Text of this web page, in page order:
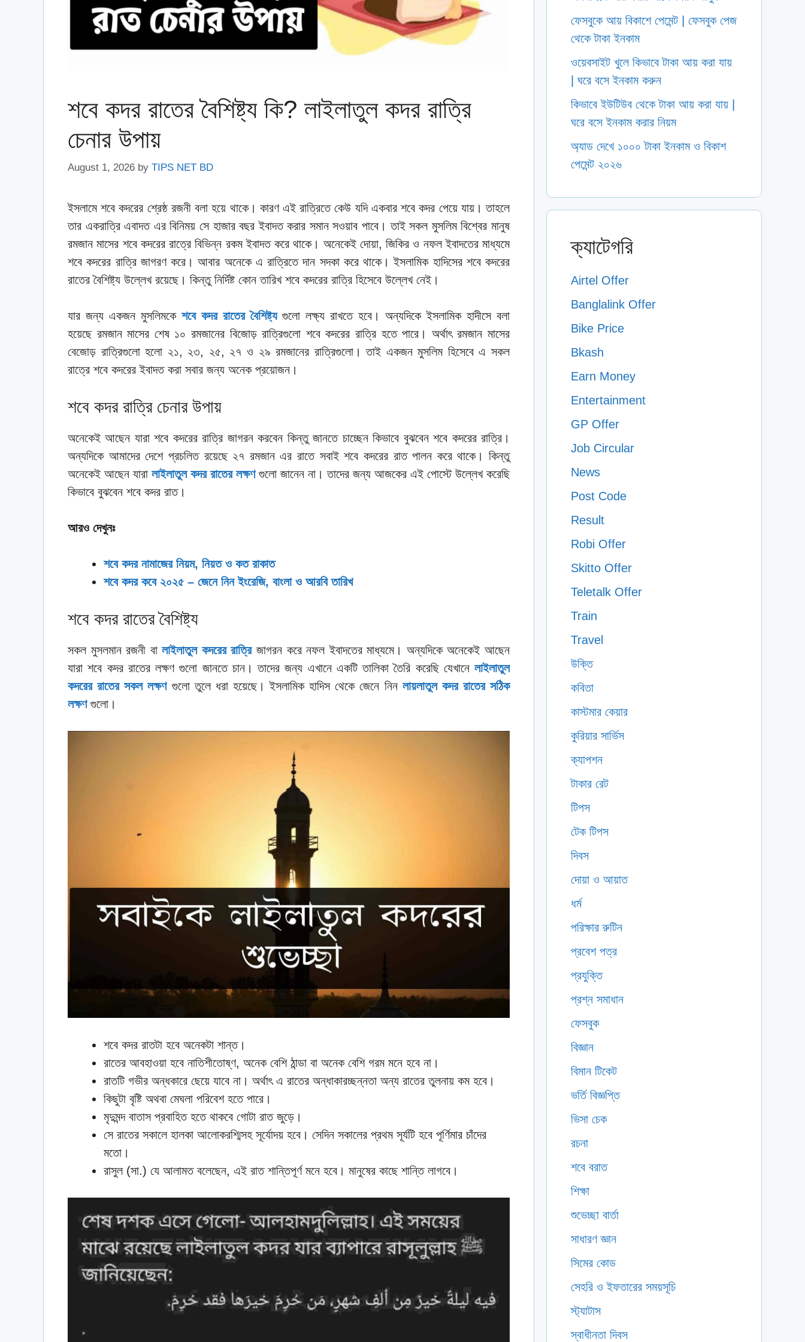
শবে কদর রাতের বৈশিষ্ট্য কি? লাইলাতুল কদর রাত্রি
চেনার উপায়
August 1, 2026 by TIPS NET BD
ইসলামে শবে কদরের শ্রেষ্ঠ রজনী বলা হয়ে থাকে। কারণ এই রাত্রিতে কেউ যদি একবার শবে কদর পেয়ে যায়। তাহলে
তার একরাত্রি এবাদত এর বিনিময় সে হাজার বছর ইবাদত করার সমান সওয়াব পাবে। তাই সকল মুসলিম বিশ্বের মানুষ
রমজান মাসের শবে কদরের রাত্রে বিভিন্ন রকম ইবাদত করে থাকে। অনেকেই দোয়া, জিকির ও নফল ইবাদতের মাধ্যমে
শবে কদরের রাত্রি জাগরণ করে। আবার অনেকে এ রাত্রিতে দান সদকা করে থাকে। ইসলামিক হাদিসের শবে কদরের
রাতের বৈশিষ্ট্য উল্লেখ রয়েছে। কিন্তু নির্দিষ্ট কোন তারিখ শবে কদরের রাত্রি হিসেবে উল্লেখ নেই।
যার জন্য একজন মুসলিমকে শবে কদর রাতের বৈশিষ্ট্যগুলো লক্ষ্য রাখতে হবে। অন্যদিকে ইসলামিক হাদীসে বলা
হয়েছে রমজান মাসের শেষ ১০ রমজানের বিজোড় রাত্রিগুলো শবে কদরের রাত্রি হতে পারে। অর্থাৎ রমজান মাসের
বেজোড় রাত্রিগুলো হলো ২১, ২৩, ২৫, ২৭ ও ২৯ রমজানের রাত্রিগুলো। তাই একজন মুসলিম হিসেবে এ সকল
রাত্রে শবে কদরের ইবাদত করা সবার জন্য অনেক প্রয়োজন।
শবে কদর রাত্রি চেনার উপায়
অনেকেই আছেন যারা শবে কদরের রাত্রি জাগরন করবেন কিন্তু জানতে চাচ্ছেন কিভাবে বুঝবেন শবে কদরের রাত্রি।
অন্যদিকে আমাদের দেশে প্রচলিত রয়েছে ২৭ রমজান এর রাতে সবাই শবে কদরের রাত পালন করে থাকে। কিন্তু
অনেকেই আছেন যারা লাইলাতুল কদর রাতের লক্ষণগুলো জানেন না। তাদের জন্য আজকের এই পোস্টে উল্লেখ করেছি
কিভাবে বুঝবেন শবে কদর রাত।
আরও দেখুনঃ
শবে কদর নামাজের নিয়ম, নিয়ত ও কত রাকাত
শবে কদর কবে ২০২৫ – জেনে নিন ইংরেজি, বাংলা ও আরবি তারিখ
শবে কদর রাতের বৈশিষ্ট্য
সকল মুসলমান রজনী বালাইলাতুল কদরের রাত্রিজাগরন করে নফল ইবাদতের মাধ্যমে। অন্যদিকে অনেকেই আছেন
যারা শবে কদর রাতের লক্ষণ গুলো জানতে চান। তাদের জন্য এখানে একটি তালিকা তৈরি করেছি যেখানে লাইলাতুল
কদরের রাতের সকল লক্ষণগুলো তুলে ধরা হয়েছে। ইসলামিক হাদিস থেকে জেনে নিন লায়লাতুল কদর রাতের সঠিক
লক্ষণগুলো।
শবে কদর রাতটা হবে অনেকটা শান্ত।
রাতের আবহাওয়া হবে নাতিশীতোষ্ণ, অনেক বেশি ঠান্ডা বা অনেক বেশি গরম মনে হবে না।
রাতটি গভীর অন্ধকারে ছেয়ে যাবে না। অর্থাৎ এ রাতের অন্ধাকারচ্ছন্নতা অন্য রাতের তুলনায় কম হবে।
কিছুটা বৃষ্টি অথবা মেঘলা পরিবেশ হতে পারে।
মৃদুমন্দ বাতাস প্রবাহিত হতে থাকবে গোটা রাত জুড়ে।
সে রাতের সকালে হালকা আলোকরশ্মিসহ সূর্যোদয় হবে। সেদিন সকালের প্রথম সূর্যটি হবে পূর্ণিমার চাঁদের
মতো।
রাসুল (সা.) যে আলামত বলেছেন, এই রাত শান্তিপূর্ণ মনে হবে। মানুষের কাছে শান্তি লাগবে।
ফেসবুকে আয় বিকাশে পেমেন্ট | ফেসবুক পেজ
থেকে টাকা ইনকাম
ওয়েবসাইট খুলে কিভাবে টাকা আয় করা যায়
| ঘরে বসে ইনকাম করুন
কিভাবে ইউটিউব থেকে টাকা আয় করা যায় |
ঘরে বসে ইনকাম করার নিয়ম
অ্যাড দেখে ১০০০ টাকা ইনকাম ও বিকাশ
পেমেন্ট ২০২৬
ক্যাটেগরি
Airtel Offer
Banglalink Offer
Bike Price
Bkash
Earn Money
Entertainment
GP Offer
Job Circular
News
Post Code
Result
Robi Offer
Skitto Offer
Teletalk Offer
Train
Travel
উক্তি
কবিতা
কাস্টমার কেয়ার
কুরিয়ার সার্ভিস
ক্যাপশন
টাকার রেট
টিপস
টেক টিপস
দিবস
দোয়া ও আয়াত
ধর্ম
পরিক্ষার রুটিন
প্রবেশ পত্র
প্রযুক্তি
প্রশ্ন সমাধান
ফেসবুক
বিজ্ঞান
বিমান টিকেট
ভর্তি বিজ্ঞপ্তি
ভিসা চেক
রচনা
শবে বরাত
শিক্ষা
শুভেচ্ছা বার্তা
সাধারণ জ্ঞান
সিমের কোড
সেহরি ও ইফতারের সময়সূচি
স্ট্যাটাস
স্বাধীনতা দিবস